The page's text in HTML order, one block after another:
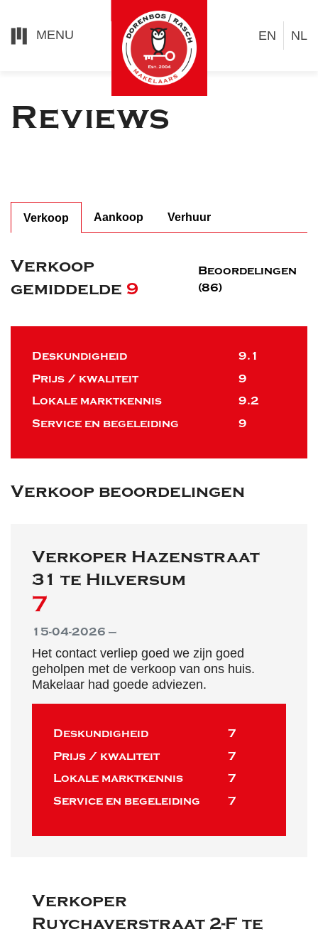
MENU EN NL
Reviews
Verkoop Aankoop Verhuur
Verkoop
gemiddelde 9
Beoordelingen
(86)
Deskundigheid
9.1
Prijs / kwaliteit
9
Lokale marktkennis
9.2
Service en begeleiding
9
Verkoop beoordelingen
Verkoper Hazenstraat
31 te Hilversum
7
15-04-2026 —
Het contact verliep goed we zijn goed
geholpen met de verkoop van ons huis.
Makelaar had goede adviezen.
Deskundigheid
7
Prijs / kwaliteit
7
Lokale marktkennis
7
Service en begeleiding
7
Verkoper
Ruychaverstraat 2-F te